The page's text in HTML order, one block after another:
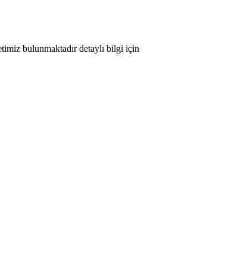
bulunmaktadır detaylı bilgi için